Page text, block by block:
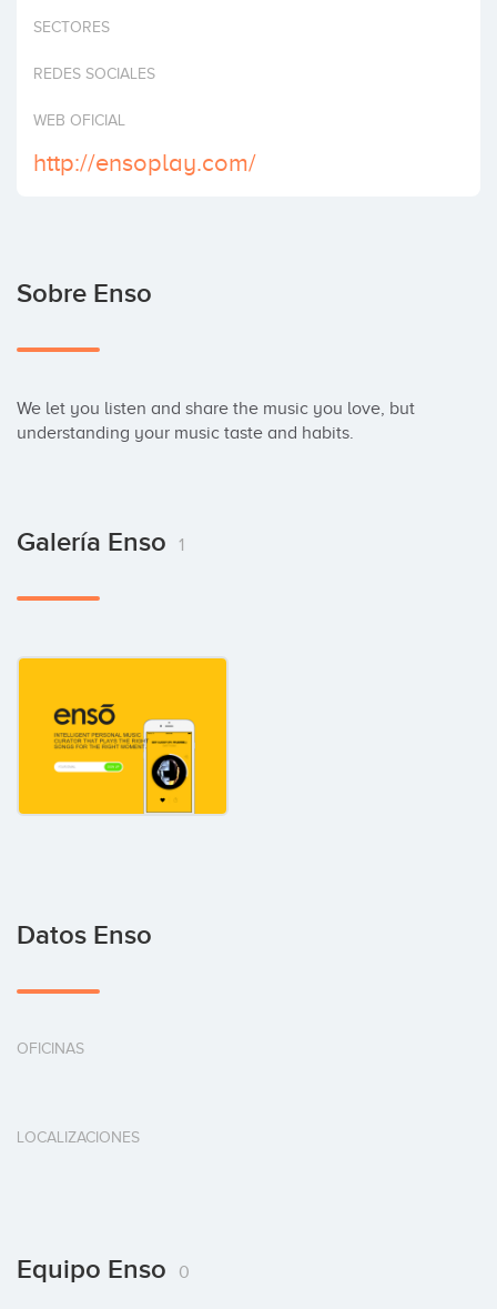
Invertir
SECTORES
REDES SOCIALES
WEB OFICIAL
http://ensoplay.com/
Sobre Enso
We let you listen and share the music you love, but
understanding your music taste and habits.
Galería Enso 1
Datos Enso
OFICINAS
LOCALIZACIONES
Equipo Enso 0